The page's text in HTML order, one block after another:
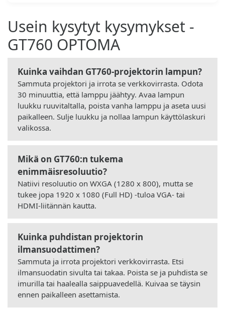
Usein kysytyt kysymykset -
GT760 OPTOMA
Kuinka vaihdan GT760-projektorin lampun?
Sammuta projektori ja irrota se verkkovirrasta. Odota
30 minuuttia, että lamppu jäähtyy. Avaa lampun
luukku ruuvitaltalla, poista vanha lamppu ja aseta uusi
paikalleen. Sulje luukku ja nollaa lampun käyttölaskuri
valikossa.
Mikä on GT760:n tukema
enimmäisresoluutio?
Natiivi resoluutio on WXGA (1280 x 800), mutta se
tukee jopa 1920 x 1080 (Full HD) -tuloa VGA- tai
HDMI-liitännän kautta.
Kuinka puhdistan projektorin
ilmansuodattimen?
Sammuta ja irrota projektori verkkovirrasta. Etsi
ilmansuodatin sivulta tai takaa. Poista se ja puhdista se
imurilla tai haalealla saippuavedellä. Kuivaa se täysin
ennen paikalleen asettamista.